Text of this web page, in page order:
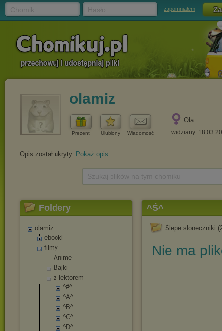
zapomniałem
olamiz
Prezent Ulubiony Wiadomość
Ola
widziany:
Opis został ukryty. Pokaż opis
Foldery
olamiz
ebooki
filmy
Anime
Bajki
z lektorem
^#^
^A^
^B^
^C^
^D^
^Ś^
Ślepe słoneczniki
Nie ma